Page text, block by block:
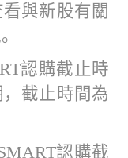
與新股有關
認購截止時
截止時間為
認購截